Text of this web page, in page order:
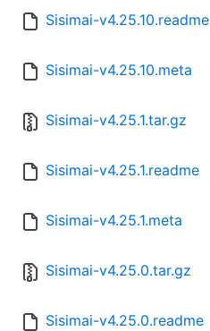
Sisimai-v4.25.10.readme
Sisimai-v4.25.10.meta
Sisimai-v4.25.1.tar.gz
Sisimai-v4.25.1.readme
Sisimai-v4.25.1.meta
Sisimai-v4.25.0.tar.gz
Sisimai-v4.25.0.readme